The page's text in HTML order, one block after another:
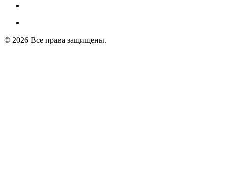
© 2026 Все права защищены.